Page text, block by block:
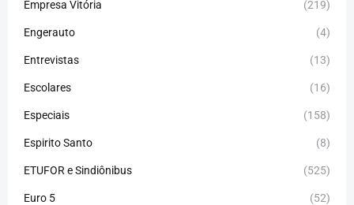
Empresa Vitória (219)
Engerauto (4)
Entrevistas (13)
Escolares (16)
Especiais (158)
Espirito Santo (8)
ETUFOR e Sindiônibus (525)
Euro 5 (52)